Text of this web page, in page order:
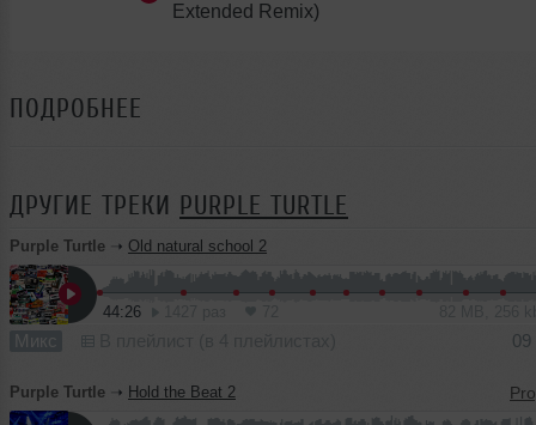
Extended Remix)
ПОДРОБНЕЕ
ДРУГИЕ ТРЕКИ PURPLE TURTLE
Purple Turtle ➝ Old natural school 2
44:26
Микс 09
Purple Turtle ➝ Hold the Beat 2